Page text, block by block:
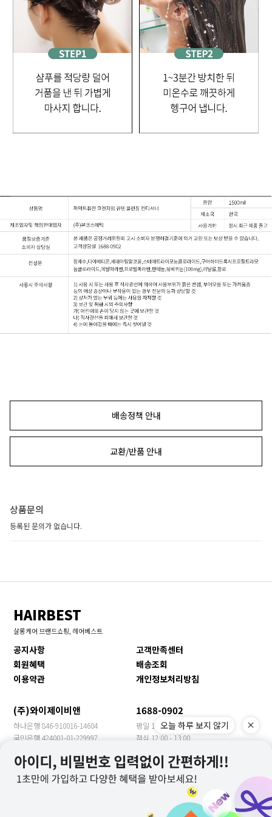
배송정책 안내
교환/반품 안내
상품문의
등록된 문의가 없습니다.
HAIRBEST
살롱케어 브랜드쇼핑, 헤어베스트
공지사항
고객만족센터
회원혜택
배송조회
이용약관
개인정보처리방침
(주)와이제이비앤 1688-0902
하나은행 846-910016-14604
국민은행 424001-01-229997
농협은행 355-0018-3149-63
우리은행 1005-901-399957
평일 10:00 - 17:00
점심 12:00 - 13:00
수출문의 YJBN MEET
오늘 하루 보지 않기